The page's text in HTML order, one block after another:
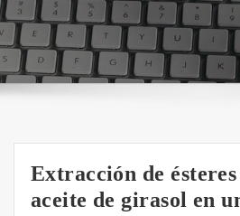
Extracción de
aceite de girasol en